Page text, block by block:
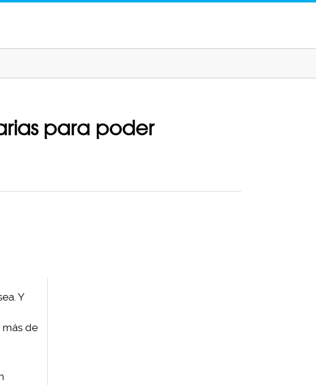
para poder
Y
más de